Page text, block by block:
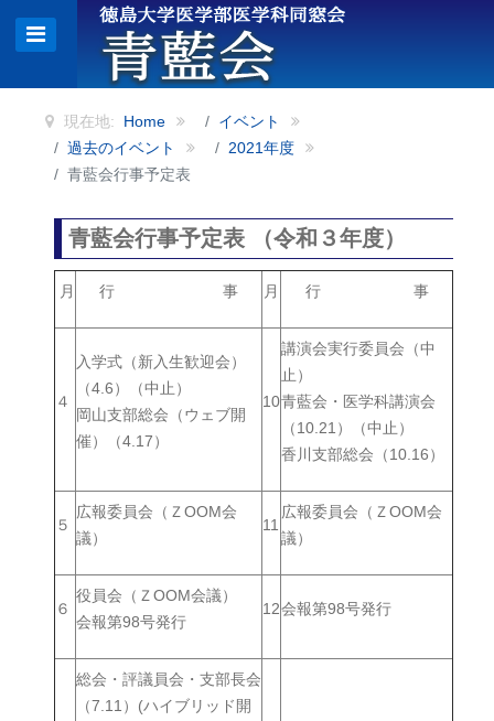
現在地: Home
イベント
過去のイベント
2021年度
青藍会行事予定表
青藍会行事予定表 （令和３年度）
月 行 事 月 行 事
４
入学式（新入生歓迎会）
（4.6）（中止）
岡山支部総会（ウェブ開
催）（4.17）
10
講演会実行委員会（中
止）
青藍会・医学科講演会
（10.21）（中止）
香川支部総会（10.16）
５
広報委員会（ＺООМ会
議）
11
広報委員会（ＺООМ会
議）
６
役員会（ＺООМ会議）
会報第98号発行
12会報第98号発行
総会・評議員会・支部長会
（7.11）(ハイブリッド開